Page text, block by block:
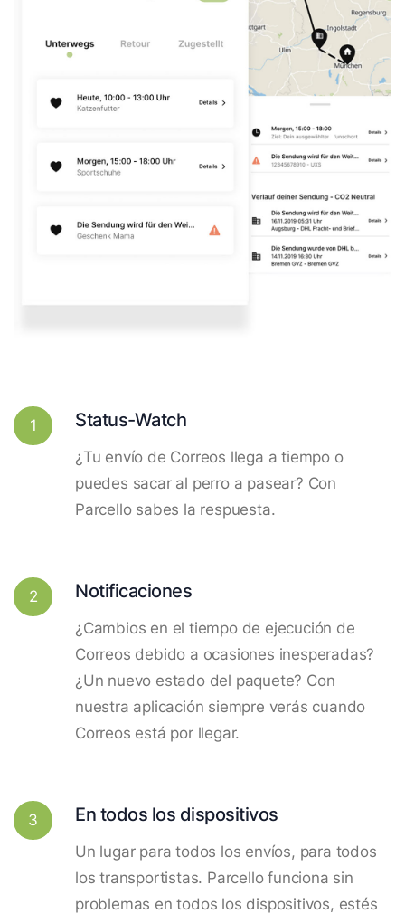
1 Status-Watch
¿Tu envío de Correos llega a tiempo o
puedes sacar al perro a pasear? Con
Parcello sabes la respuesta.
2 Notificaciones
¿Cambios en el tiempo de ejecución de
Correos debido a ocasiones inesperadas?
¿Un nuevo estado del paquete? Con
nuestra aplicación siempre verás cuando
Correos está por llegar.
3 En todos los dispositivos
Un lugar para todos los envíos, para todos
los transportistas. Parcello funciona sin
problemas en todos los dispositivos, estés